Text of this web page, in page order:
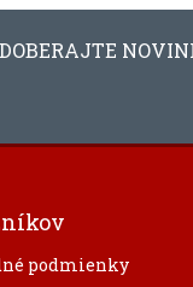
podmienky